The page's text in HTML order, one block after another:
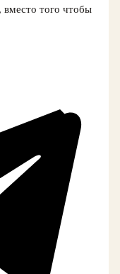
вместо того чтобы